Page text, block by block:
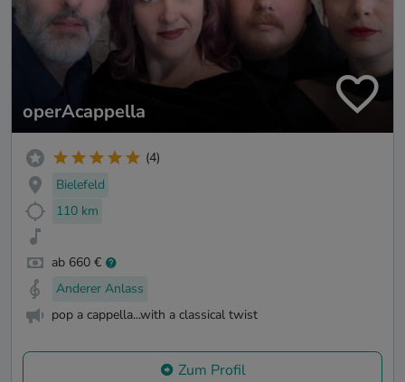
operAcappella
(4)
Bielefeld
110 km
ab 660 €
Anderer Anlass
pop a cappella...with a classical twist
Zum Profil